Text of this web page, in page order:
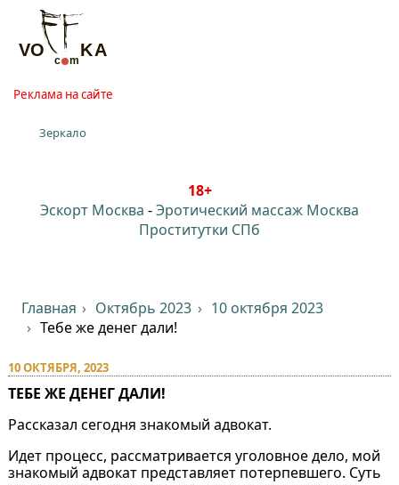
Реклама на сайте
Зеркало
18+
Эскорт Москва -Эротический массаж Москва
Проститутки СПб
Главная Октябрь 2023
10 октября 2023
Тебе же денег дали!
10 ОКТЯБРЯ, 2023
ТЕБЕ ЖЕ ДЕНЕГ ДАЛИ!
Рассказал сегодня знакомый адвокат.
Идет процесс, рассматривается уголовное дело, мой
знакомый адвокат представляет потерпевшего. Суть